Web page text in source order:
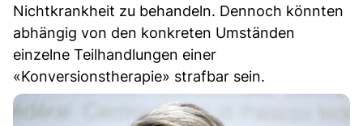
Nichtkrankheit zu behandeln. Dennoch könnten
abhängig von den konkreten Umständen
einzelne Teilhandlungen einer
«Konversionstherapie» strafbar sein.